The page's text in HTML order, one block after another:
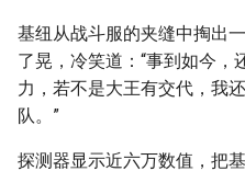
基纽从战斗服的夹缝中掏出
了晃，冷笑道：“事到如今，
力，若不是大王有交代，我
队。”
探测器显示近六万数值，把基